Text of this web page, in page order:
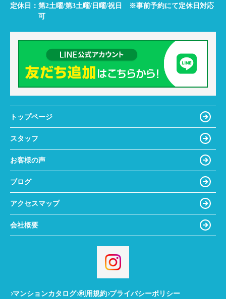
定休日： 第2土曜/第3土曜/日曜/祝日 ※事前予約にて定休日対応
可
トップページ
スタッフ
お客様の声
ブログ
アクセスマップ
会社概要
マンションカタログ 利用規約 プライバシーポリシー